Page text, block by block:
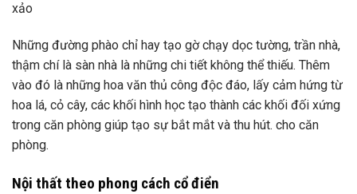
xảo
Những đường phào chỉ hay tạo gờ chạy dọc tường, trần nhà,
thậm chí là sàn nhà là những chi tiết không thể thiếu. Thêm
vào đó là những hoa văn thủ công độc đáo, lấy cảm hứng từ
hoa lá, cỏ cây, các khối hình học tạo thành các khối đối xứng
trong căn phòng giúp tạo sự bắt mắt và thu hút. cho căn
phòng.
Nội thất theo phong cách cổ điển